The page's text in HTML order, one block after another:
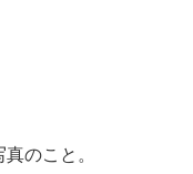
のこと。